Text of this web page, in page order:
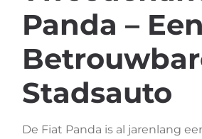
Panda – Een
Stadsauto
De Fiat Panda is al jarenlang